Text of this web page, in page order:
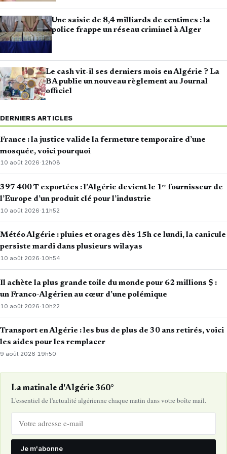
Une saisie de 8,4 milliards de centimes : la
police frappe un réseau criminel à Alger
Le cash vit-il ses derniers mois en Algérie ? La
BA publie un nouveau règlement au Journal
officiel
DERNIERS ARTICLES
France : la justice valide la fermeture temporaire d’une
mosquée, voici pourquoi
10 août 2026·12h08
397 400 T exportées : l’Algérie devient le 1ᵉʳ fournisseur de
l’Europe d’un produit clé pour l’industrie
10 août 2026·11h52
Météo Algérie : pluies et orages dès 15h ce lundi, la canicule
persiste mardi dans plusieurs wilayas
10 août 2026·10h54
Il achète la plus grande toile du monde pour 62 millions $ :
un Franco-Algérien au cœur d’une polémique
10 août 2026· 10h22
Transport en Algérie : les bus de plus de 30 ans retirés, voici
les aides pour les remplacer
9 août 2026·19h50
La matinale d'Algérie 360°
L'essentiel de l'actualité algérienne chaque matin dans votre boîte mail.
Je m'abonne